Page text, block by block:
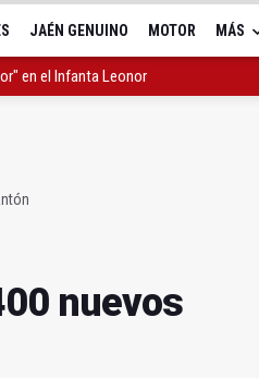
JAÉN GENUINO MOTOR MÁS
en el Infanta Leonor
nuevos